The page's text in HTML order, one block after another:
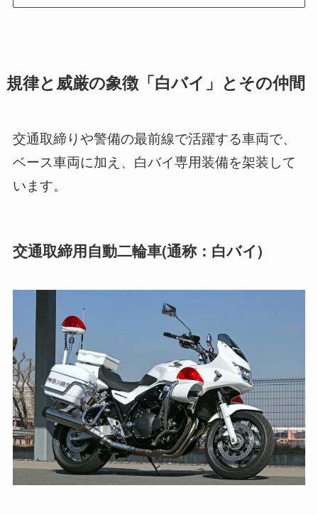
規律と威厳の象徴「白バイ」とその仲間
交通取締りや警備の最前線で活躍する車両で、
ベース車両に加え、白バイ専用装備を架装して
います。
交通取締用自動二輪車(通称：白バイ)